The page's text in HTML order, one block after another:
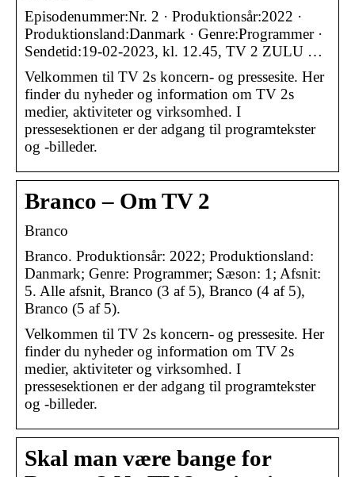
Episodenummer:Nr. 2 · Produktionsår:2022 ·
Produktionsland:Danmark · Genre:Programmer ·
Sendetid:19-02-2023, kl. 12.45, TV 2 ZULU …
Velkommen til TV 2s koncern- og pressesite. Her
finder du nyheder og information om TV 2s
medier, aktiviteter og virksomhed. I
pressesektionen er der adgang til programtekster
og -billeder.
Branco – Om TV 2
Branco
Branco. Produktionsår: 2022; Produktionsland:
Danmark; Genre: Programmer; Sæson: 1; Afsnit:
5. Alle afsnit, Branco (3 af 5), Branco (4 af 5),
Branco (5 af 5).
Velkommen til TV 2s koncern- og pressesite. Her
finder du nyheder og information om TV 2s
medier, aktiviteter og virksomhed. I
pressesektionen er der adgang til programtekster
og -billeder.
Skal man være bange for